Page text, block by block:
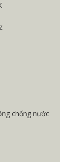
chống nước